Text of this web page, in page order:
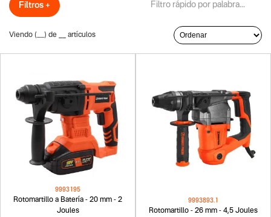
Filtros +
Viendo ( ) de artículos
Rotomartillo a Batería - 20 mm - 2
Joules
9993195
Rotomartillo - 26 mm - 4,5 Joules
9993893.1